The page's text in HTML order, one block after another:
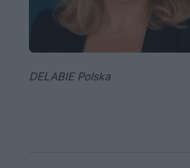
DELABIE Polska